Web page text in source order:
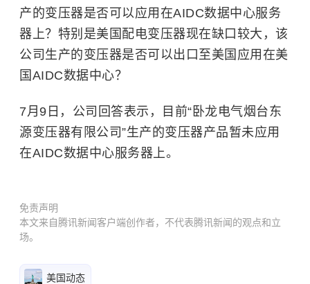
产的变压器是否可以应用在AIDC数据中心服务
器上？特别是美国配电变压器现在缺口较大，该
公司生产的变压器是否可以出口至美国应用在美
国AIDC数据中心？
7月9日，公司回答表示，目前“卧龙电气烟台东
源变压器有限公司”生产的变压器产品暂未应用
在AIDC数据中心服务器上。
免责声明
本文来自腾讯新闻客户端创作者，不代表腾讯新闻的观点和立
场。
美国动态